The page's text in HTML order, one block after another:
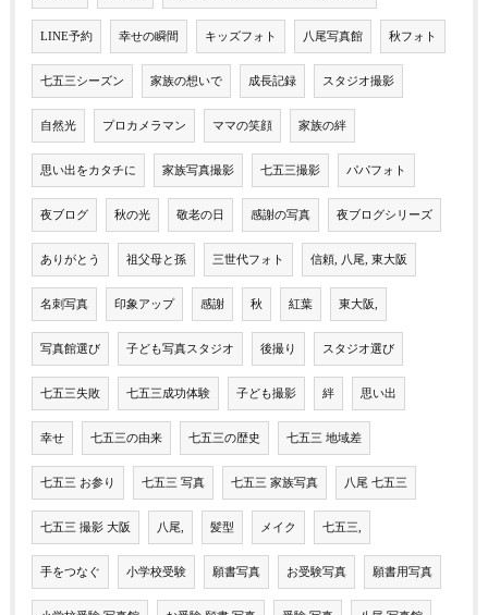
LINE予約 幸せの瞬間 キッズフォト 八尾写真館 秋フォト
七五三シーズン 家族の想いで 成長記録 スタジオ撮影
自然光 プロカメラマン ママの笑顔 家族の絆
思い出をカタチに 家族写真撮影 七五三撮影 パパフォト
夜ブログ 秋の光 敬老の日 感謝の写真 夜ブログシリーズ
ありがとう 祖父母と孫 三世代フォト 信頼, 八尾, 東大阪
名刺写真 印象アップ 感謝 秋 紅葉 東大阪,
写真館選び 子ども写真スタジオ 後撮り スタジオ選び
七五三失敗 七五三成功体験 子ども撮影 絆 思い出
幸せ 七五三の由来 七五三の歴史 七五三 地域差
七五三 お参り 七五三 写真 七五三 家族写真 八尾 七五三
七五三 撮影 大阪 八尾, 髪型 メイク 七五三,
手をつなぐ 小学校受験 願書写真 お受験写真 願書用写真